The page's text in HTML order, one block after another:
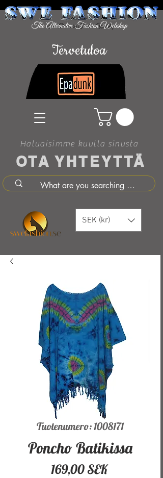
OTA YHTEYTTÄ
Haluaisimme kuulla sinusta
Tervetuloa
SEK (kr)
Tuotenumero: 1008171
Poncho Batikissa
169,00 SEKHinta